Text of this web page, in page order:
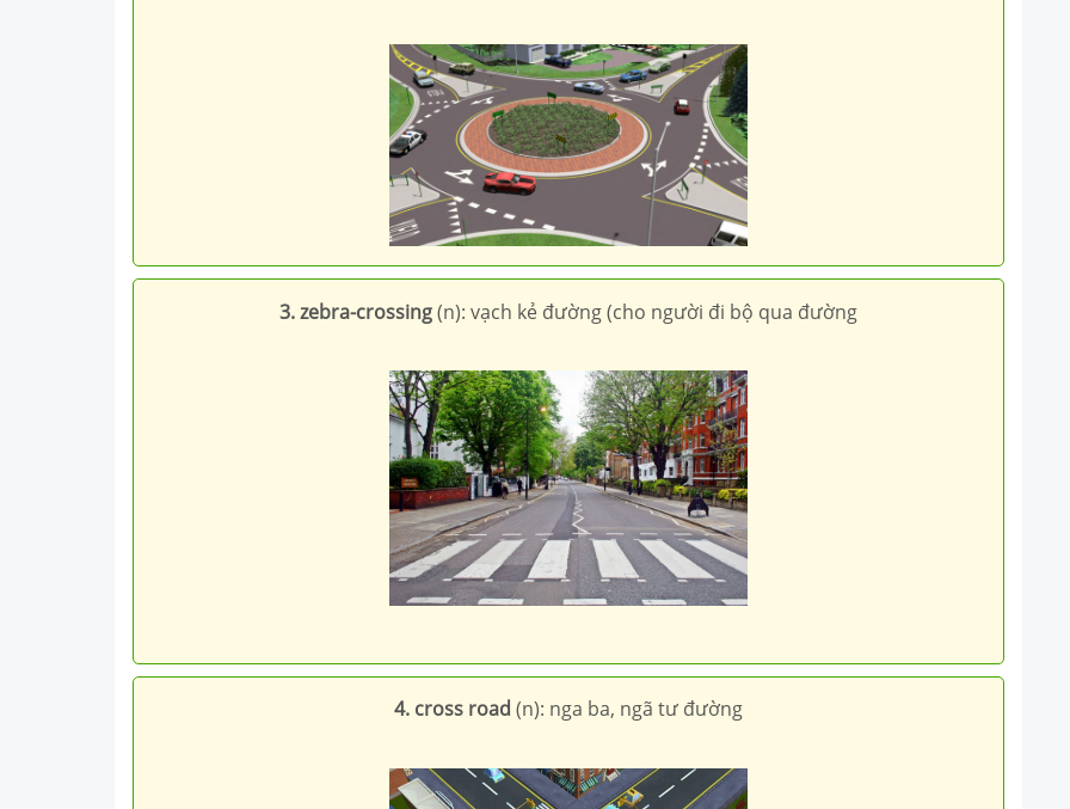
3. zebra-crossing(n): vạch kẻ đường (cho người đi bộ qua đường
4. cross road (n): nga ba, ngã tư đường